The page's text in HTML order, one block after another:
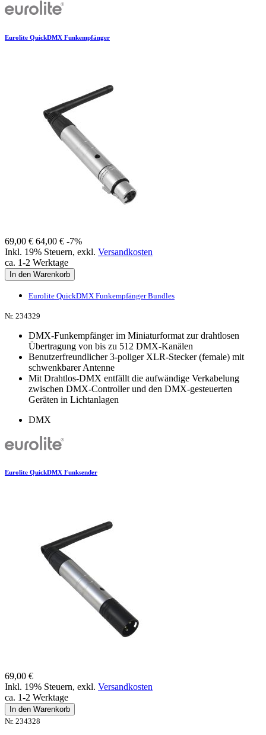
Eurolite QuickDMX Funkempfänger
69,00 € 64,00 € -7%
Inkl. 19% Steuern, exkl. Versandkosten
ca. 1-2 Werktage
In den Warenkorb
Eurolite QuickDMX Funkempfänger Bundles
Nr. 234329
DMX-Funkempfänger im Miniaturformat zur drahtlosen
Übertragung von bis zu 512 DMX-Kanälen
Benutzerfreundlicher 3-poliger XLR-Stecker (female) mit
schwenkbarer Antenne
Mit Drahtlos-DMX entfällt die aufwändige Verkabelung
zwischen DMX-Controller und den DMX-gesteuerten
Geräten in Lichtanlagen
DMX
Eurolite QuickDMX Funksender
69,00 €
Inkl. 19% Steuern, exkl. Versandkosten
ca. 1-2 Werktage
In den Warenkorb
Nr. 234328